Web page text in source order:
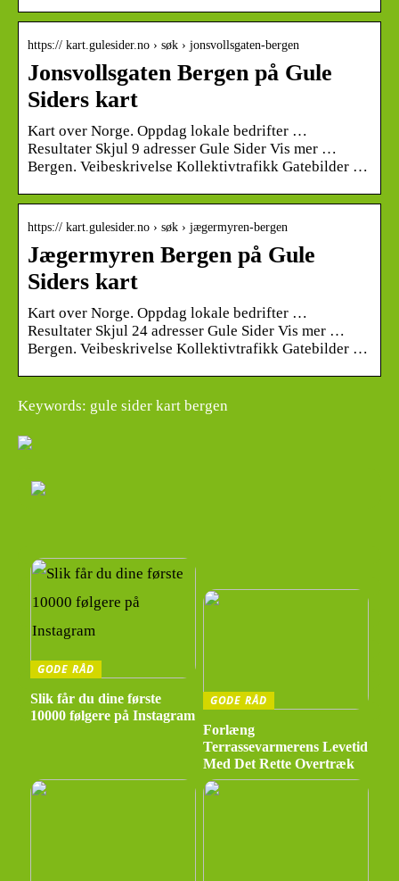
https:// kart.gulesider.no › søk › jonsvollsgaten-bergen
Jonsvollsgaten Bergen på Gule
Siders kart
Kart over Norge. Oppdag lokale bedrifter …
Resultater Skjul 9 adresser Gule Sider Vis mer …
Bergen. Veibeskrivelse Kollektivtrafikk Gatebilder …
https:// kart.gulesider.no › søk › jægermyren-bergen
Jægermyren Bergen på Gule
Siders kart
Kart over Norge. Oppdag lokale bedrifter …
Resultater Skjul 24 adresser Gule Sider Vis mer …
Bergen. Veibeskrivelse Kollektivtrafikk Gatebilder …
Keywords: gule sider kart bergen
GODE RÅD
Slik får du dine første
10000 følgere på Instagram
GODE RÅD
Forlæng
Terrassevarmerens Levetid
Med Det Rette Overtræk